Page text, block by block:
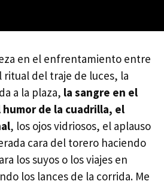
en el enfrentamiento entre
del traje de luces, la
a la plaza, la sangre en el
de la cuadrilla, el
, los ojos vidriosos, el aplauso
cara del torero haciendo
los suyos o los viajes en
los lances de la corrida. Me